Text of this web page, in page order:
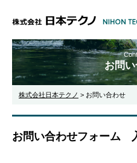
お問
株式会社日本テクノ > お問い合わせ
お問い合わせフォーム